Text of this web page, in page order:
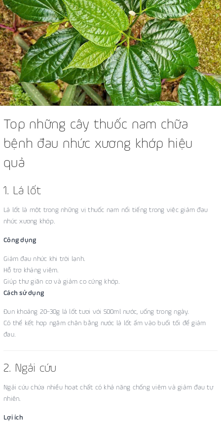
Top những cây thuốc nam chữa
bệnh đau nhức xương khớp hiệu
quả
1. Lá lốt
Lá lốt là một trong những vị thuốc nam nổi tiếng trong việc giảm đau
nhức xương khớp.
Công dụng
Giảm đau nhức khi trời lạnh.
Hỗ trợ kháng viêm.
Giúp thư giãn cơ và giảm co cứng khớp.
Cách sử dụng
Đun khoảng 20–30g lá lốt tươi với 500ml nước, uống trong ngày.
Có thể kết hợp ngâm chân bằng nước lá lốt ấm vào buổi tối để giảm
đau.
2. Ngải cứu
Ngải cứu chứa nhiều hoạt chất có khả năng chống viêm và giảm đau tự
nhiên.
Lợi ích